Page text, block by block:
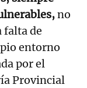
no
falta de
entorno
por el
Provincial